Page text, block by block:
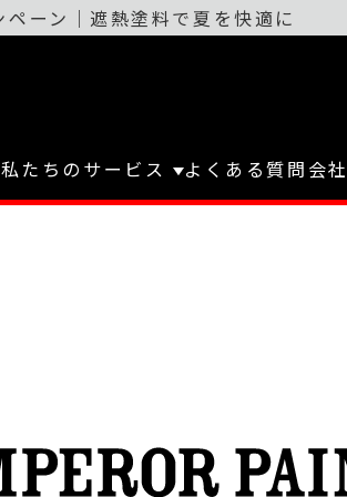
今がおすすめ！屋根無料点検＆遮熱
私たちのサービス よくある質問 会
TOP
施工事例
各種防水